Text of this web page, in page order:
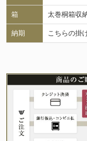
箱 太巻桐箱収
納期 こちらの掛